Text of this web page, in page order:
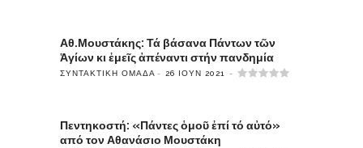
Αθ.Μουστάκης: Τά βάσανα Πάντων τῶν
Ἁγίων κι ἐμεῖς ἀπέναντι στήν πανδημία
ΣΥΝΤΑΚΤΙΚΉ ΟΜΆΔΑ 26 ΙΟΎΝ 2021
Πεντηκοστή: «Πάντες ὁμοῦ ἐπί τό αὐτό»
από τον Αθανάσιο Μουστάκη